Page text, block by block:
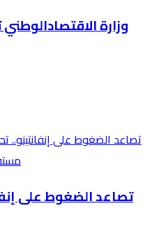
وزارة
تصاعد الضغوط على